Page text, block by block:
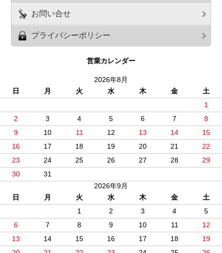
お問い合せ
プライバシーポリシー
営業カレンダー
2026年8月
日
月 火 水 木 金
土
1
2
3 4 5 6 7
8
9
10 11 12 13 14
15
16
17 18 19 20 21
22
23
24 25 26 27 28
29
30
31
2026年9月
日
月 火 水 木 金
土
1
2 3 4
5
6
7 8 9 10 11
12
13
14 15 16 17 18
19